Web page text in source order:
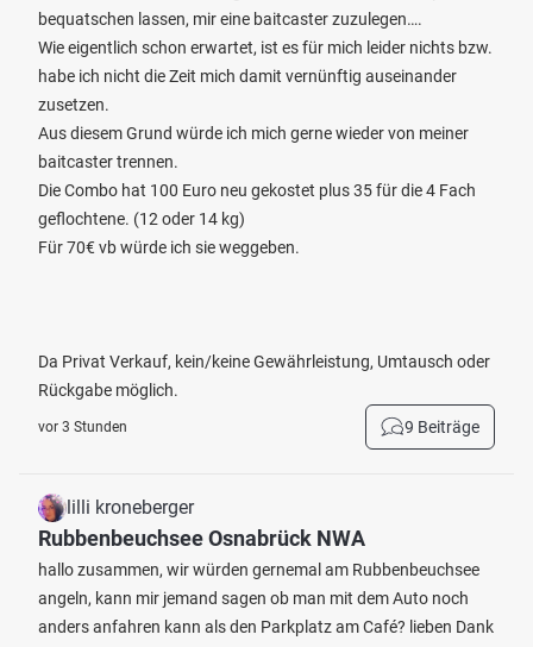
bequatschen lassen, mir eine baitcaster zuzulegen….
Wie eigentlich schon erwartet, ist es für mich leider nichts bzw.
habe ich nicht die Zeit mich damit vernünftig auseinander
zusetzen.
Aus diesem Grund würde ich mich gerne wieder von meiner
baitcaster trennen.
Die Combo hat 100 Euro neu gekostet plus 35 für die 4 Fach
geflochtene. (12 oder 14 kg)
Für 70€ vb würde ich sie weggeben.
Da Privat Verkauf, kein/keine Gewährleistung, Umtausch oder
Rückgabe möglich.
vor 3 Stunden 9 Beiträge
lilli kroneberger
Rubbenbeuchsee Osnabrück NWA
hallo zusammen, wir würden gernemal am Rubbenbeuchsee
angeln, kann mir jemand sagen ob man mit dem Auto noch
anders anfahren kann als den Parkplatz am Café? lieben Dank